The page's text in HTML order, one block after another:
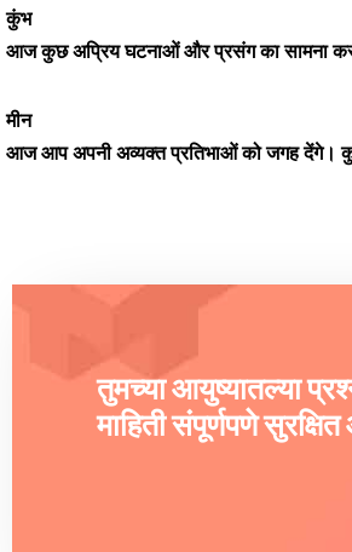
कुंभ
आज कुछ अप्रिय घटनाओं और प्रसंग का सामना
मीन
आज आप अपनी अव्यक्त प्रतिभाओं को जगह देंगे।
तुमच्या आयुष्यातल्या
माहिती संपूर्णपणे